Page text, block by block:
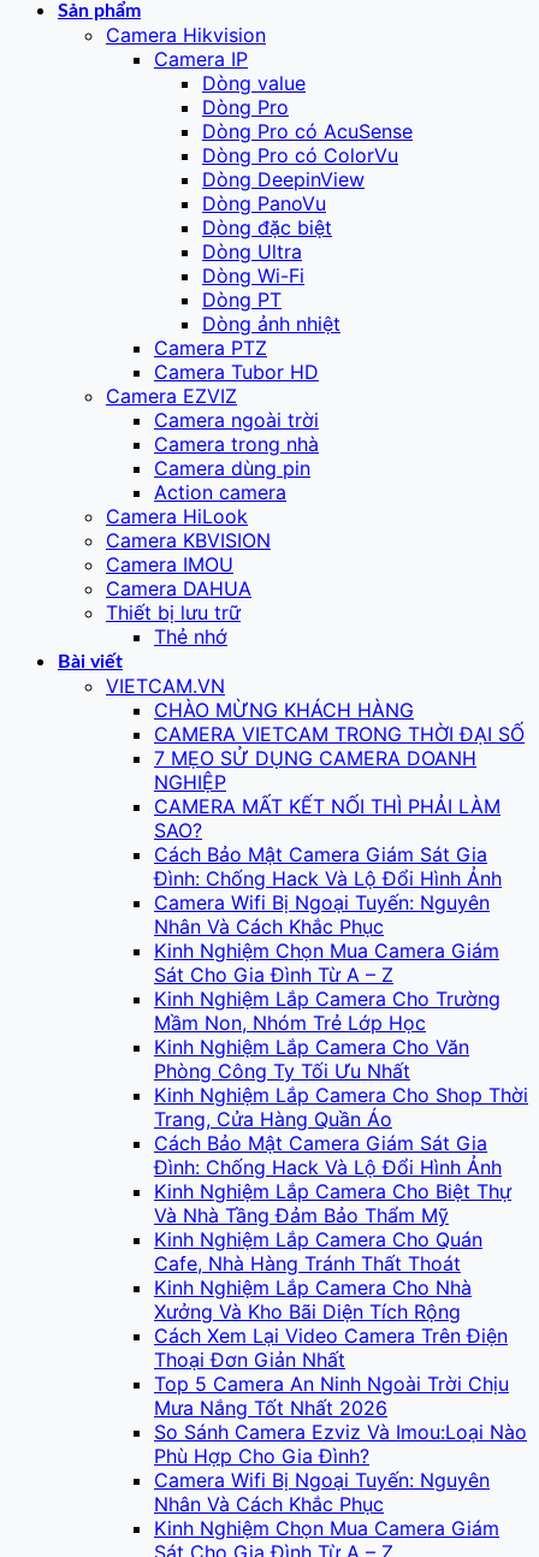
Sản phẩm
Camera Hikvision
Camera IP
Dòng value
Dòng Pro
Dòng Pro có AcuSense
Dòng Pro có ColorVu
Dòng DeepinView
Dòng PanoVu
Dòng đặc biệt
Dòng Ultra
Dòng Wi-Fi
Dòng PT
Dòng ảnh nhiệt
Camera PTZ
Camera Tubor HD
Camera EZVIZ
Camera ngoài trời
Camera trong nhà
Camera dùng pin
Action camera
Camera HiLook
Camera KBVISION
Camera IMOU
Camera DAHUA
Thiết bị lưu trữ
Thẻ nhớ
Bài viết
VIETCAM.VN
CHÀO MỪNG KHÁCH HÀNG
CAMERA VIETCAM TRONG THỜI ĐẠI SỐ
7 MẸO SỬ DỤNG CAMERA DOANH
NGHIỆP
CAMERA MẤT KẾT NỐI THÌ PHẢI LÀM
SAO?
Cách Bảo Mật Camera Giám Sát Gia
Đình: Chống Hack Và Lộ Đổi Hình Ảnh
Camera Wifi Bị Ngoại Tuyến: Nguyên
Nhân Và Cách Khắc Phục
Kinh Nghiệm Chọn Mua Camera Giám
Sát Cho Gia Đình Từ A – Z
Kinh Nghiệm Lắp Camera Cho Trường
Mầm Non, Nhóm Trẻ Lớp Học
Kinh Nghiệm Lắp Camera Cho Văn
Phòng Công Ty Tối Ưu Nhất
Kinh Nghiệm Lắp Camera Cho Shop Thời
Trang, Cửa Hàng Quần Áo
Cách Bảo Mật Camera Giám Sát Gia
Đình: Chống Hack Và Lộ Đổi Hình Ảnh
Kinh Nghiệm Lắp Camera Cho Biệt Thự
Và Nhà Tầng Đảm Bảo Thẩm Mỹ
Kinh Nghiệm Lắp Camera Cho Quán
Cafe, Nhà Hàng Tránh Thất Thoát
Kinh Nghiệm Lắp Camera Cho Nhà
Xưởng Và Kho Bãi Diện Tích Rộng
Cách Xem Lại Video Camera Trên Điện
Thoại Đơn Giản Nhất
Top 5 Camera An Ninh Ngoài Trời Chịu
Mưa Nắng Tốt Nhất 2026
So Sánh Camera Ezviz Và Imou:Loại Nào
Phù Hợp Cho Gia Đình?
Camera Wifi Bị Ngoại Tuyến: Nguyên
Nhân Và Cách Khắc Phục
Kinh Nghiệm Chọn Mua Camera Giám